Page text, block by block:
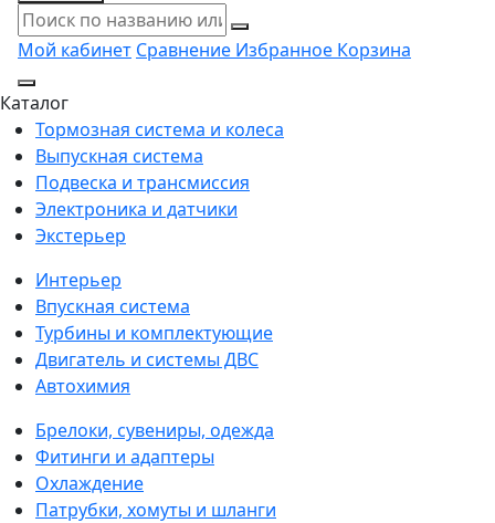
Мой кабинет Сравнение Избранное Корзина
Каталог
Тормозная система и колеса
Выпускная система
Подвеска и трансмиссия
Электроника и датчики
Экстерьер
Интерьер
Впускная система
Турбины и комплектующие
Двигатель и системы ДВС
Автохимия
Брелоки, сувениры, одежда
Фитинги и адаптеры
Охлаждение
Патрубки, хомуты и шланги